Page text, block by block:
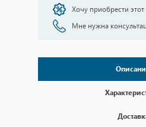
Хочу приобрести
Мне нужна